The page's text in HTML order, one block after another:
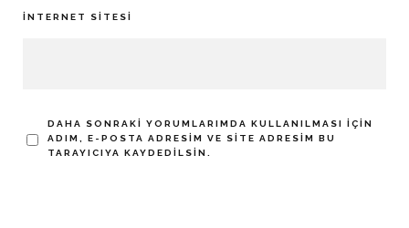
İNTERNET SITESI
DAHA SONRAKI YORUMLARIMDA KULLANILMASI IÇIN
ADIM, E-POSTA ADRESIM VE SITE ADRESIM BU
TARAYICIYA KAYDEDILSIN.